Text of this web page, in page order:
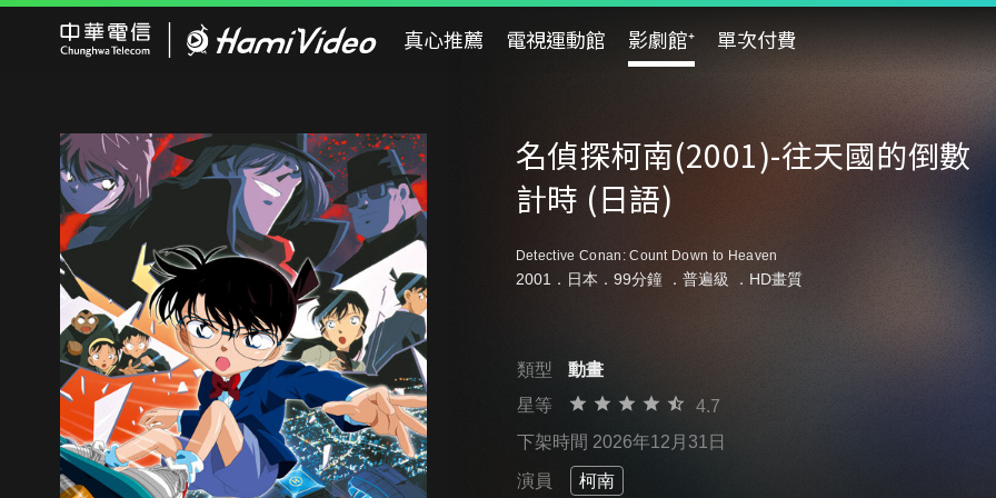
真心推薦 電視運動館 影劇館⁺ 單次付費
名偵探柯南(2001)-往天國的倒數
計時 (日語)
Detective Conan: Count Down to Heaven
2001．日本．99分鐘 ． 普遍級 ．HD畫質
類型
動畫
星等
4.7
下架時間 2026年12月31日
演員 柯南